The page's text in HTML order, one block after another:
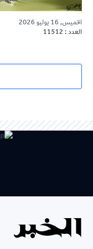
الخميس, 16 يوليو 2026
العدد : 11512